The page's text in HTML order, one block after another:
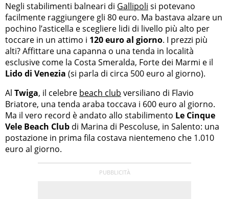
Negli stabilimenti balneari di Gallipoli si potevano
facilmente raggiungere gli 80 euro. Ma bastava alzare un
pochino l’asticella e scegliere lidi di livello più alto per
toccare in un attimo i 120 euro al giorno. I prezzi più
alti? Affittare una capanna o una tenda in località
esclusive come la Costa Smeralda, Forte dei Marmi e il
Lido di Venezia (si parla di circa 500 euro al giorno).
Al Twiga, il celebre beach club versiliano di Flavio
Briatore, una tenda araba toccava i 600 euro al giorno.
Ma il vero record è andato allo stabilimento Le Cinque
Vele Beach Club di Marina di Pescoluse, in Salento: una
postazione in prima fila costava nientemeno che 1.010
euro al giorno.